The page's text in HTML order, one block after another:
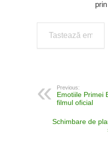
Tastează emailul tău...
Previous:
Emotiile Primei
filmul oficial
Schimbare de